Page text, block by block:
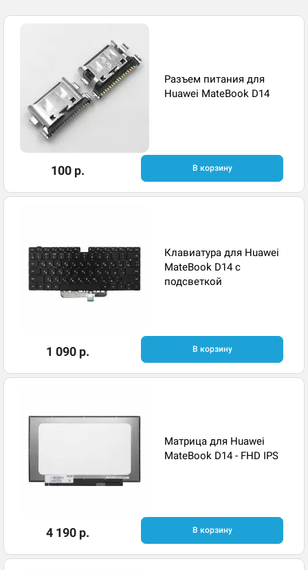
Разъем питания для
Huawei MateBook D14
100 р. В корзину
Клавиатура для Huawei
MateBook D14 с
подсветкой ​
1 090 р. В корзину
Матрица для Huawei
MateBook D14 - FHD IPS
4 190 р. В корзину